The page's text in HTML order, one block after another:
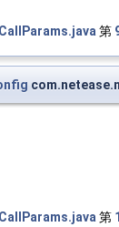
第
第